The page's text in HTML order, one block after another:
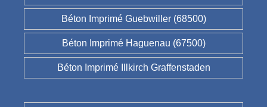
Béton Imprimé Guebwiller (68500)
Béton Imprimé Haguenau (67500)
Béton Imprimé Illkirch Graffenstaden